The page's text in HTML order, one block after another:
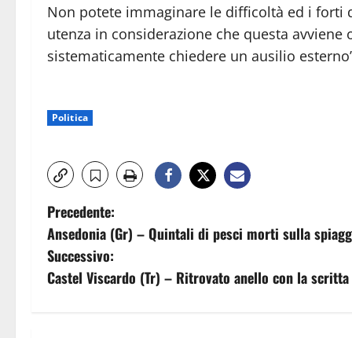
Non potete immaginare le difficoltà ed i forti
utenza in considerazione che questa
sistematicamente chiedere un ausilio
Politica
N
a
v
Precedente:
Ansedonia (Gr) – Quintali di pesci morti sulla
Successivo:
Castel Viscardo (Tr) – Ritrovato anello con la scritta